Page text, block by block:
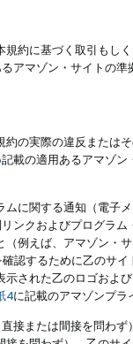
約に基づく取引もし
アマゾン・サイトの
の実際の違反または
記載の適用あるアマゾン
に関する通知（電子
ンクおよびプログラ
例えば、アマゾン・
認するために乙のサ
された乙のロゴおよ
4に記載のアマゾンプ
接または間接を問わ